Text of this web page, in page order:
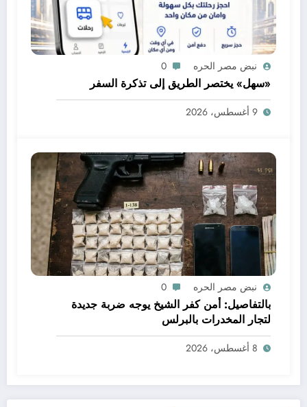
نبض مصر الحره 0
«سهل» يختصر الطريق إلى تذكرة السفر
9 أغسطس، 2026
نبض مصر الحره 0
بالتفاصيل: أمن كفر الشيخ يوجه ضربة جديدة
لتجار المخدرات بالبرلس
8 أغسطس، 2026